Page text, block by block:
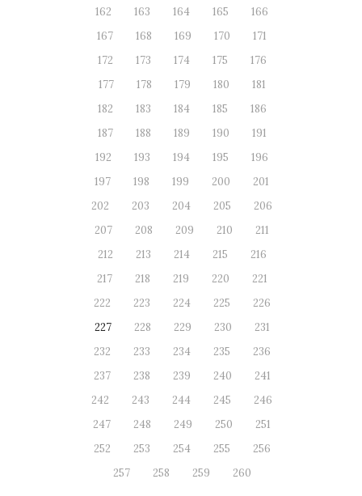
162
163 164 165
166
167
168 169 170
171
172
173 174 175
176
177
178 179 180
181
182
183 184 185
186
187
188 189 190
191
192
193 194 195
196
197
198 199 200
201
202
203 204 205
206
207
208 209 210
211
212
213 214 215
216
217
218 219 220
221
222
223 224 225
226
227
228 229 230
231
232
233 234 235
236
237
238 239 240
241
242
243 244 245
246
247
248 249 250
251
252
253 254 255
256
257
258 259 260